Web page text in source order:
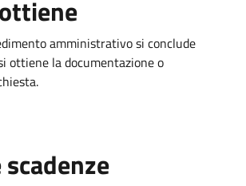
amministrativo si conclude
ottiene la documentazione o